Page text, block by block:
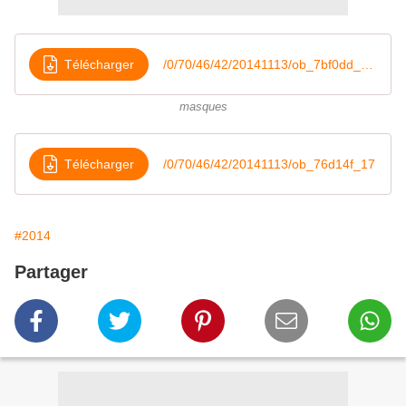
Télécharger
masques
Télécharger /0/70/46/42/20141113/ob_76d14f_17
#2014
Partager